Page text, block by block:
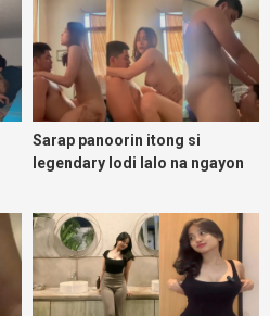
Sarap panoorin itong si
legendary lodi lalo na ngayon